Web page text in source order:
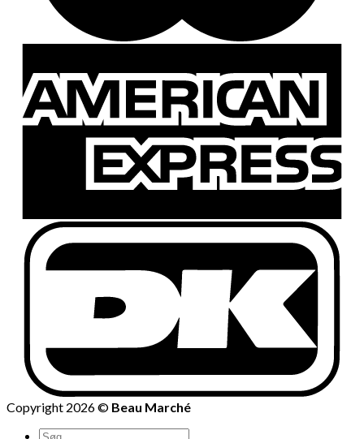
Copyright 2026 © Beau Marché
Søg